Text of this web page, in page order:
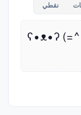
نقطي
ʕ•ᴥ•ʔ